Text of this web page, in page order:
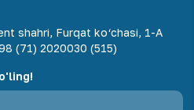
shahri, Furqat ko‘chasi, 1-A
(71) 2020030 (515)